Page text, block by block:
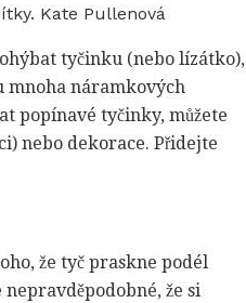
Kate Pullenová
tyčinku (nebo lízátko),
mnoha náramkových
popínavé tyčinky, můžete
nebo dekorace. Přidejte
že tyč praskne podél
že si